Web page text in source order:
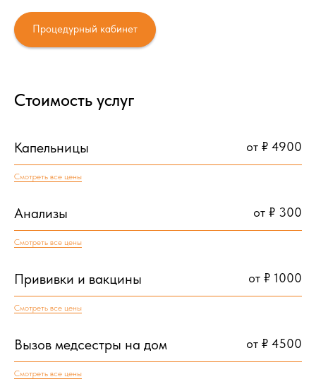
Процедурный кабинет
Стоимость услуг
Капельницы от ₽ 4900
Смотреть все цены
Анализы от ₽ 300
Смотреть все цены
Прививки и вакцины от ₽ 1000
Смотреть все цены
Вызов медсестры на дом от ₽ 4500
Смотреть все цены